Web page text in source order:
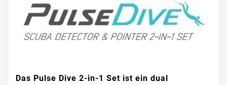
Das Pulse Dive 2-in-1 Set ist ein dual